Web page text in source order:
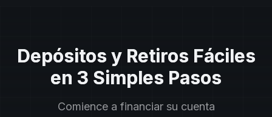
Depósitos y Retiros Fáciles
en 3 Simples Pasos
Comience a financiar su cuenta